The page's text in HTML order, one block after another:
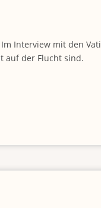
Interview mit den
auf der Flucht sind.